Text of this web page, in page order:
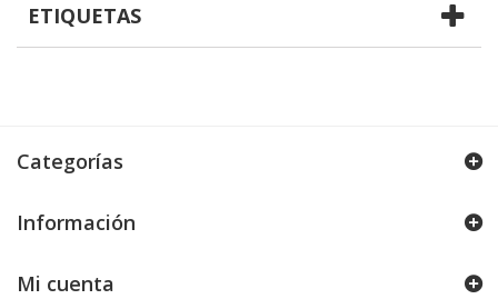
ETIQUETAS
Categorías
Información
Mi cuenta